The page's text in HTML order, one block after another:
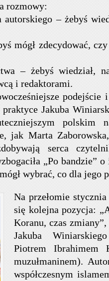
rozmowy:
– żebyś
mógł zdecydować,
– żebyś wiedział,
i redaktorami.
podejście
Jakuba
polskim
jak Marta
serca
„Po bandzie”
wybrać, co dla jego
Na przełomie
się kolejna pozycja:
Koranu, czas
Jakuba
Piotrem Ibrahimem
muzułmaninem).
współczesnym